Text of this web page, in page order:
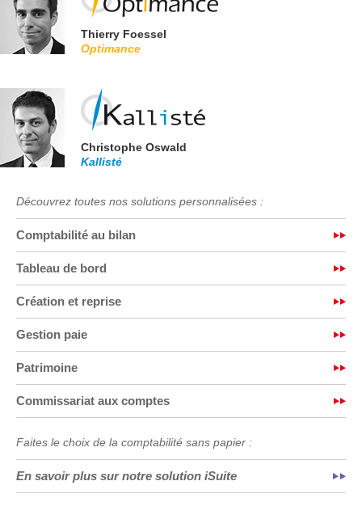
Thierry Foessel
Optimance
Christophe Oswald
Kallisté
Découvrez toutes nos solutions personnalisées :
Comptabilité au bilan
Tableau de bord
Création et reprise
Gestion paie
Patrimoine
Commissariat aux comptes
Faites le choix de la comptabilité sans papier :
En savoir plus sur notre solution iSuite